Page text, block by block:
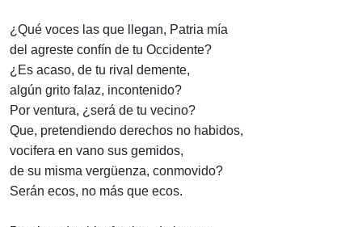
¿Qué voces las que llegan, Patria mía
del agreste confín de tu Occidente?
¿Es acaso, de tu rival demente,
algún grito falaz, incontenido?
Por ventura, ¿será de tu vecino?
Que, pretendiendo derechos no habidos,
vocifera en vano sus gemidos,
de su misma vergüenza, conmovido?
Serán ecos, no más que ecos.